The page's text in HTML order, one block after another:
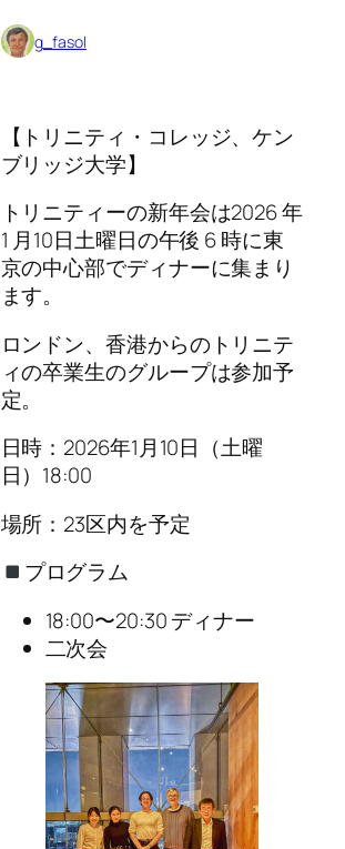
g_fasol
【トリニティ・コレッジ、ケン
ブリッジ大学】
トリニティーの新年会は2026 年
1 月10日土曜日の午後 6 時に東
京の中心部でディナーに集まり
ます。
ロンドン、香港からのトリニテ
ィの卒業生のグループは参加予
定。
日時：2026年1月10日（土曜
日）18:00
場所：23区内を予定
プログラム
18:00〜20:30 ディナー
二次会